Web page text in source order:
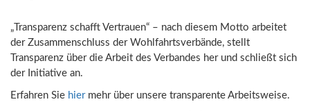
„Transparenz schafft Vertrauen“ – nach diesem Motto arbeitet
der Zusammenschluss der Wohlfahrtsverbände, stellt
Transparenz über die Arbeit des Verbandes her und schließt sich
der Initiative an.
Erfahren Sie hiermehr über unsere transparente Arbeitsweise.